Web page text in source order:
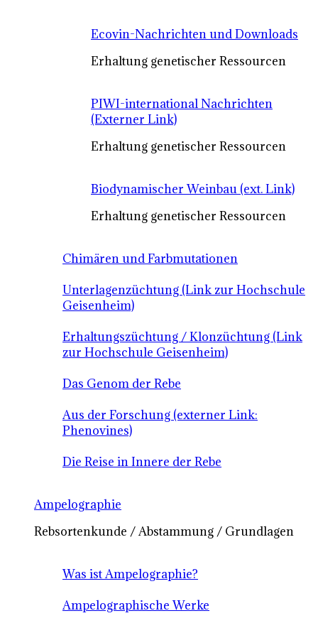
Ecovin-Nachrichten und Downloads
Erhaltung genetischer Ressourcen
PIWI-international Nachrichten
(Externer Link)
Erhaltung genetischer Ressourcen
Biodynamischer Weinbau (ext. Link)
Erhaltung genetischer Ressourcen
Chimären und Farbmutationen
Unterlagenzüchtung (Link zur Hochschule
Geisenheim)
Erhaltungszüchtung / Klonzüchtung (Link
zur Hochschule Geisenheim)
Das Genom der Rebe
Aus der Forschung (externer Link:
Phenovines)
Die Reise in Innere der Rebe
Ampelographie
Rebsortenkunde / Abstammung / Grundlagen
Was ist Ampelographie?
Ampelographische Werke